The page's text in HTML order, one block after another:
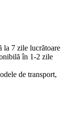
la 7 zile lucrătoare
în 1-2 zile
de transport,